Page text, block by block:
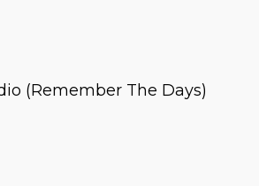
(Remember The Days)